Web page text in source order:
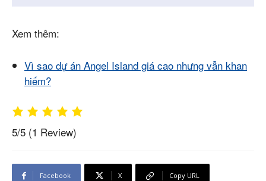
Xem thêm:
Vì sao dự án Angel Island giá cao nhưng vẫn khan
hiếm?
5/5 (1 Review)
Facebook X Copy URL